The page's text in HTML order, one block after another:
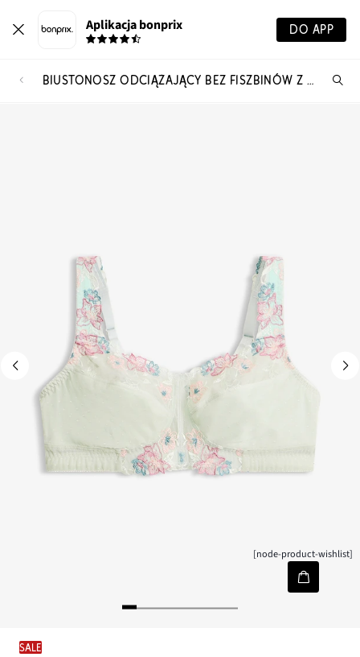
Aplikacja bonprix DO APP
BIUSTONOSZ ODCIĄŻAJĄCY BEZ FISZBINÓW Z WYŚCIEŁANYMI RAMIĄCZKAMI
[node-product-wishlist]
SALE